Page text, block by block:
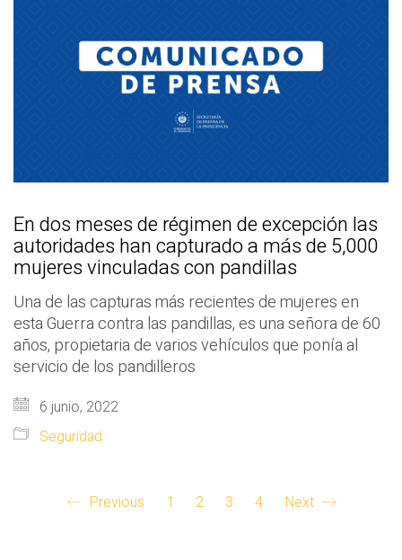
En dos meses de régimen de excepción las
autoridades han capturado a más de 5,000
mujeres vinculadas con pandillas
Una de las capturas más recientes de mujeres en
esta Guerra contra las pandillas, es una señora de 60
años, propietaria de varios vehículos que ponía al
servicio de los pandilleros
6 junio, 2022
Seguridad
Previous 1 2 3 4 Next